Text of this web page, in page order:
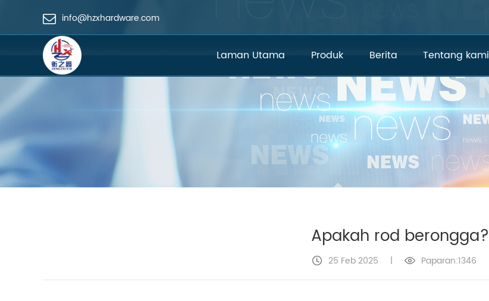
info@hzxhardware.com
Laman Utama Produk Berita Tentang kami
Apakah rod berongga?
25 Feb 2025 | Paparan:1346